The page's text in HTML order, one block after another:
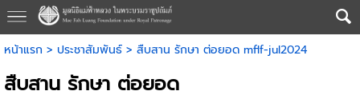
หน้าแรก > ประชาสัมพันธ์> สืบสาน รักษา ต่อยอด mflf-jul2024
สืบสาน รักษา ต่อยอด